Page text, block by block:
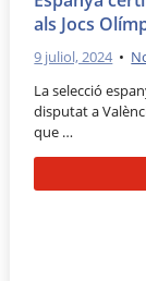
als Jocs
9 juliol, 2024 •
La selecció
disputat a
que …